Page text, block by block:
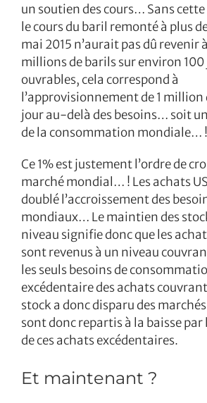
un soutien des cours… Sans
le cours du baril remonté à plus
mai 2015 n’aurait pas dû revenir
millions de barils sur environ
ouvrables, cela correspond à
l’approvisionnement de 1 million
jour au-delà des besoins… soit un
de la consommation mondiale… !
Ce 1% est justement l’ordre de
marché mondial… ! Les achats
doublé l’accroissement des
mondiaux… Le maintien des
niveau signifie donc que les
sont revenus à un niveau
les seuls besoins de
excédentaire des achats
stock a donc disparu des
sont donc repartis à la baisse par
de ces achats excédentaires.
Et maintenant ?